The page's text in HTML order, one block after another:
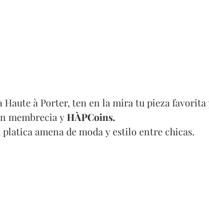
à Porter, ten en la mira tu pieza
membrecia y HÀPCoins.
amena de moda y estilo entre chicas.